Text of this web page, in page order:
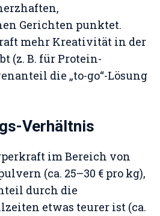
Gerichten punktet.
mehr Kreativität in der
(z. B. für Protein-
die „to-go“-Lösung
Verhältnis
im Bereich von
(ca. 25–30 € pro kg),
durch die
etwas teurer ist (ca.